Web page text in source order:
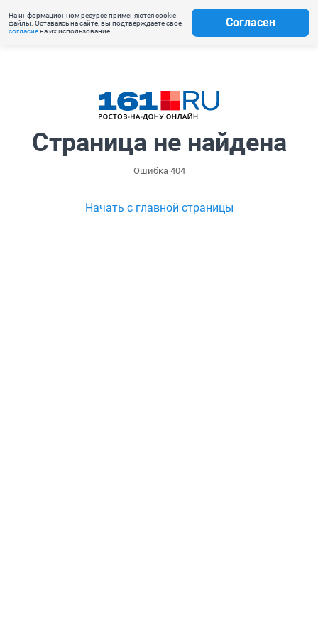
На информационном ресурсе применяются cookie-
файлы. Оставаясь на сайте, вы подтверждаете свое
согласиена их использование.
Согласен
Страница не найдена
Ошибка 404
Начать с главной страницы